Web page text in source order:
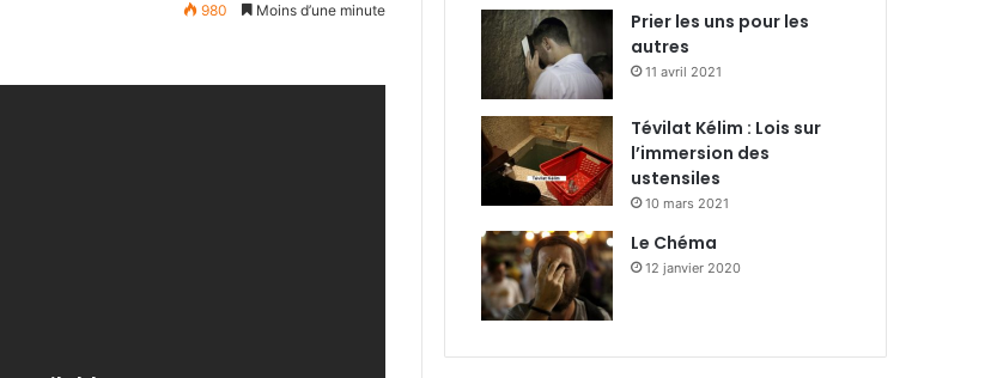
980 Moins d’une minute
Prier les uns pour les
autres
11 avril 2021
Tévilat Kélim : Lois sur
l’immersion des
ustensiles
10 mars 2021
Le Chéma
12 janvier 2020